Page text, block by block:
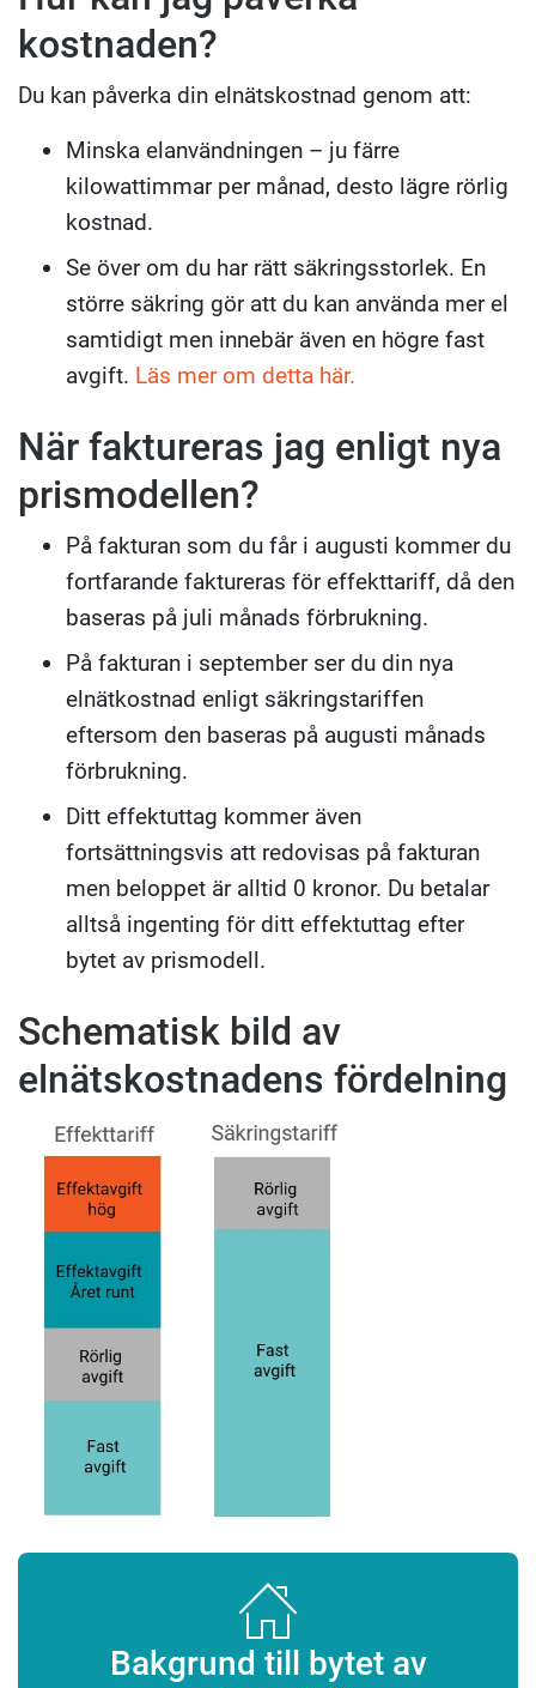
kostnaden?
Du kan påverka din elnätskostnad genom att:
Minska elanvändningen – ju färre
kilowattimmar per månad, desto lägre rörlig
kostnad.
Se över om du har rätt säkringsstorlek. En
större säkring gör att du kan använda mer el
samtidigt men innebär även en högre fast
avgift. Läs mer om detta här.
När faktureras jag enligt nya
prismodellen?
På fakturan som du får i augusti kommer du
fortfarande faktureras för effekttariff, då den
baseras på juli månads förbrukning.
På fakturan i september ser du din nya
elnätkostnad enligt säkringstariffen
eftersom den baseras på augusti månads
förbrukning.
Ditt effektuttag kommer även
fortsättningsvis att redovisas på fakturan
men beloppet är alltid 0 kronor. Du betalar
alltså ingenting för ditt effektuttag efter
bytet av prismodell.
Schematisk bild av
elnätskostnadens fördelning
Bakgrund till bytet av